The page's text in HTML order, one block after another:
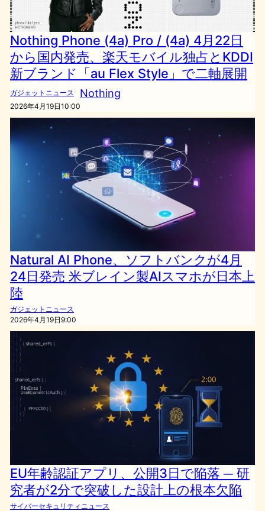
Nothing Phone (4a) Pro / (4a) 4月22日
から国内発売、楽天モバイル独占とKDDI
新ブランド「au Flex Style」で二軸展開
ガジェットニュース Nothing
2026年4月19日10:00
Natural AI Phone、ソフトバンクが4月
24日発売 米ブレイン製AIスマホが日本上
陸
ガジェットニュース
2026年4月19日9:00
EU年齢認証アプリ、公開3日で陥落 ─ 研
究者が2分で突破した設計上の根本欠陥
サイバーセキュリティニュース